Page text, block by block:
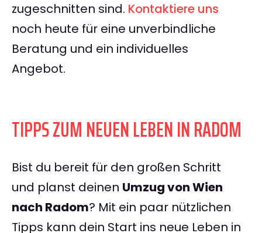
zugeschnitten sind. Kontaktiere uns
noch heute für eine unverbindliche
Beratung und ein individuelles
Angebot.
TIPPS ZUM NEUEN LEBEN IN RADOM
Bist du bereit für den großen Schritt
und planst deinen Umzug von Wien
nach Radom? Mit ein paar nützlichen
Tipps kann dein Start ins neue Leben in